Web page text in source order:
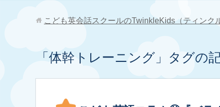
こども英会話スクールのTwinkleKids（ティンク
「体幹トレーニング」タグの